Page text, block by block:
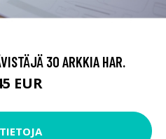
30 ARKKIA HAR.
EUR